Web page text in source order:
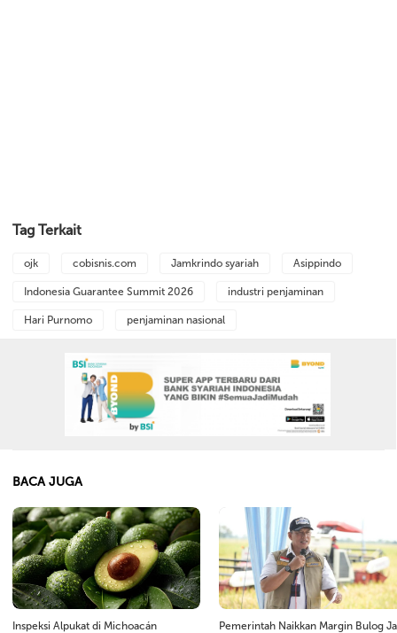
Tag Terkait
ojk cobisnis.com Jamkrindo syariah Asippindo
Indonesia Guarantee Summit 2026 industri penjaminan
Hari Purnomo penjaminan nasional
BACA JUGA
Inspeksi Alpukat di Michoacán Pemerintah Naikkan Margin Bulog